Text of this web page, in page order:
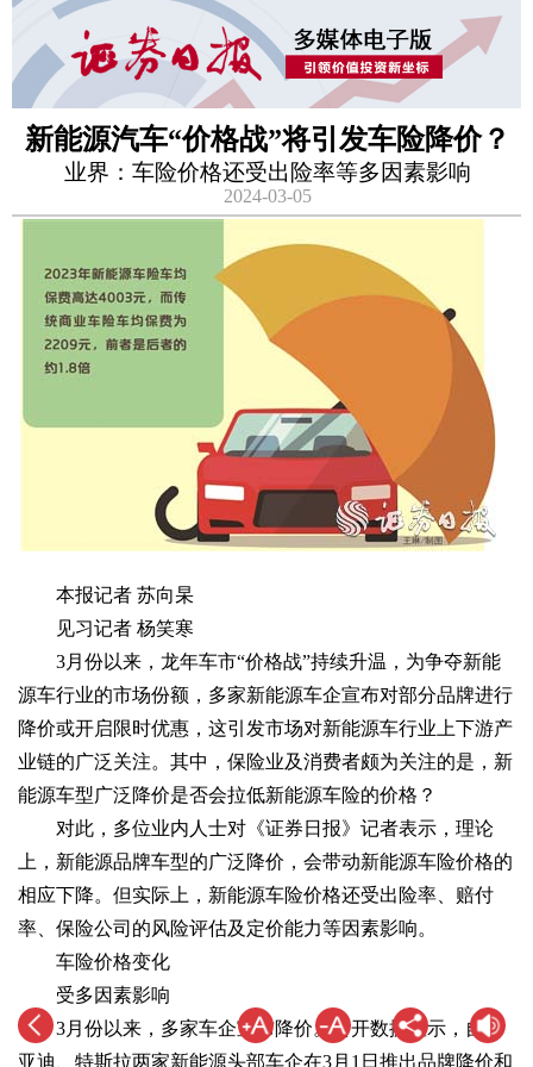
新能源汽车“价格战”将引发车险降价？
业界：车险价格还受出险率等多因素影响
2024-03-05
本报记者 苏向杲
见习记者 杨笑寒
3月份以来，龙年车市“价格战”持续升温，为争夺新能
源车行业的市场份额，多家新能源车企宣布对部分品牌进行
降价或开启限时优惠，这引发市场对新能源车行业上下游产
业链的广泛关注。其中，保险业及消费者颇为关注的是，新
能源车型广泛降价是否会拉低新能源车险的价格？
对此，多位业内人士对《证券日报》记者表示，理论
上，新能源品牌车型的广泛降价，会带动新能源车险价格的
相应下降。但实际上，新能源车险价格还受出险率、赔付
率、保险公司的风险评估及定价能力等因素影响。
车险价格变化
受多因素影响
3月份以来，多家车企宣布降价。公开数据显示，自比
亚迪、特斯拉两家新能源头部车企在3月1日推出品牌降价和